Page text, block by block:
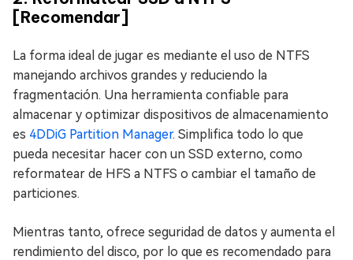
[Recomendar]
La forma ideal de jugar es mediante el uso de NTFS
manejando archivos grandes y reduciendo la
fragmentación. Una herramienta confiable para
almacenar y optimizar dispositivos de almacenamiento
es 4DDiG Partition Manager. Simplifica todo lo que
pueda necesitar hacer con un SSD externo, como
reformatear de HFS a NTFS o cambiar el tamaño de
particiones.
Mientras tanto, ofrece seguridad de datos y aumenta el
rendimiento del disco, por lo que es recomendado para